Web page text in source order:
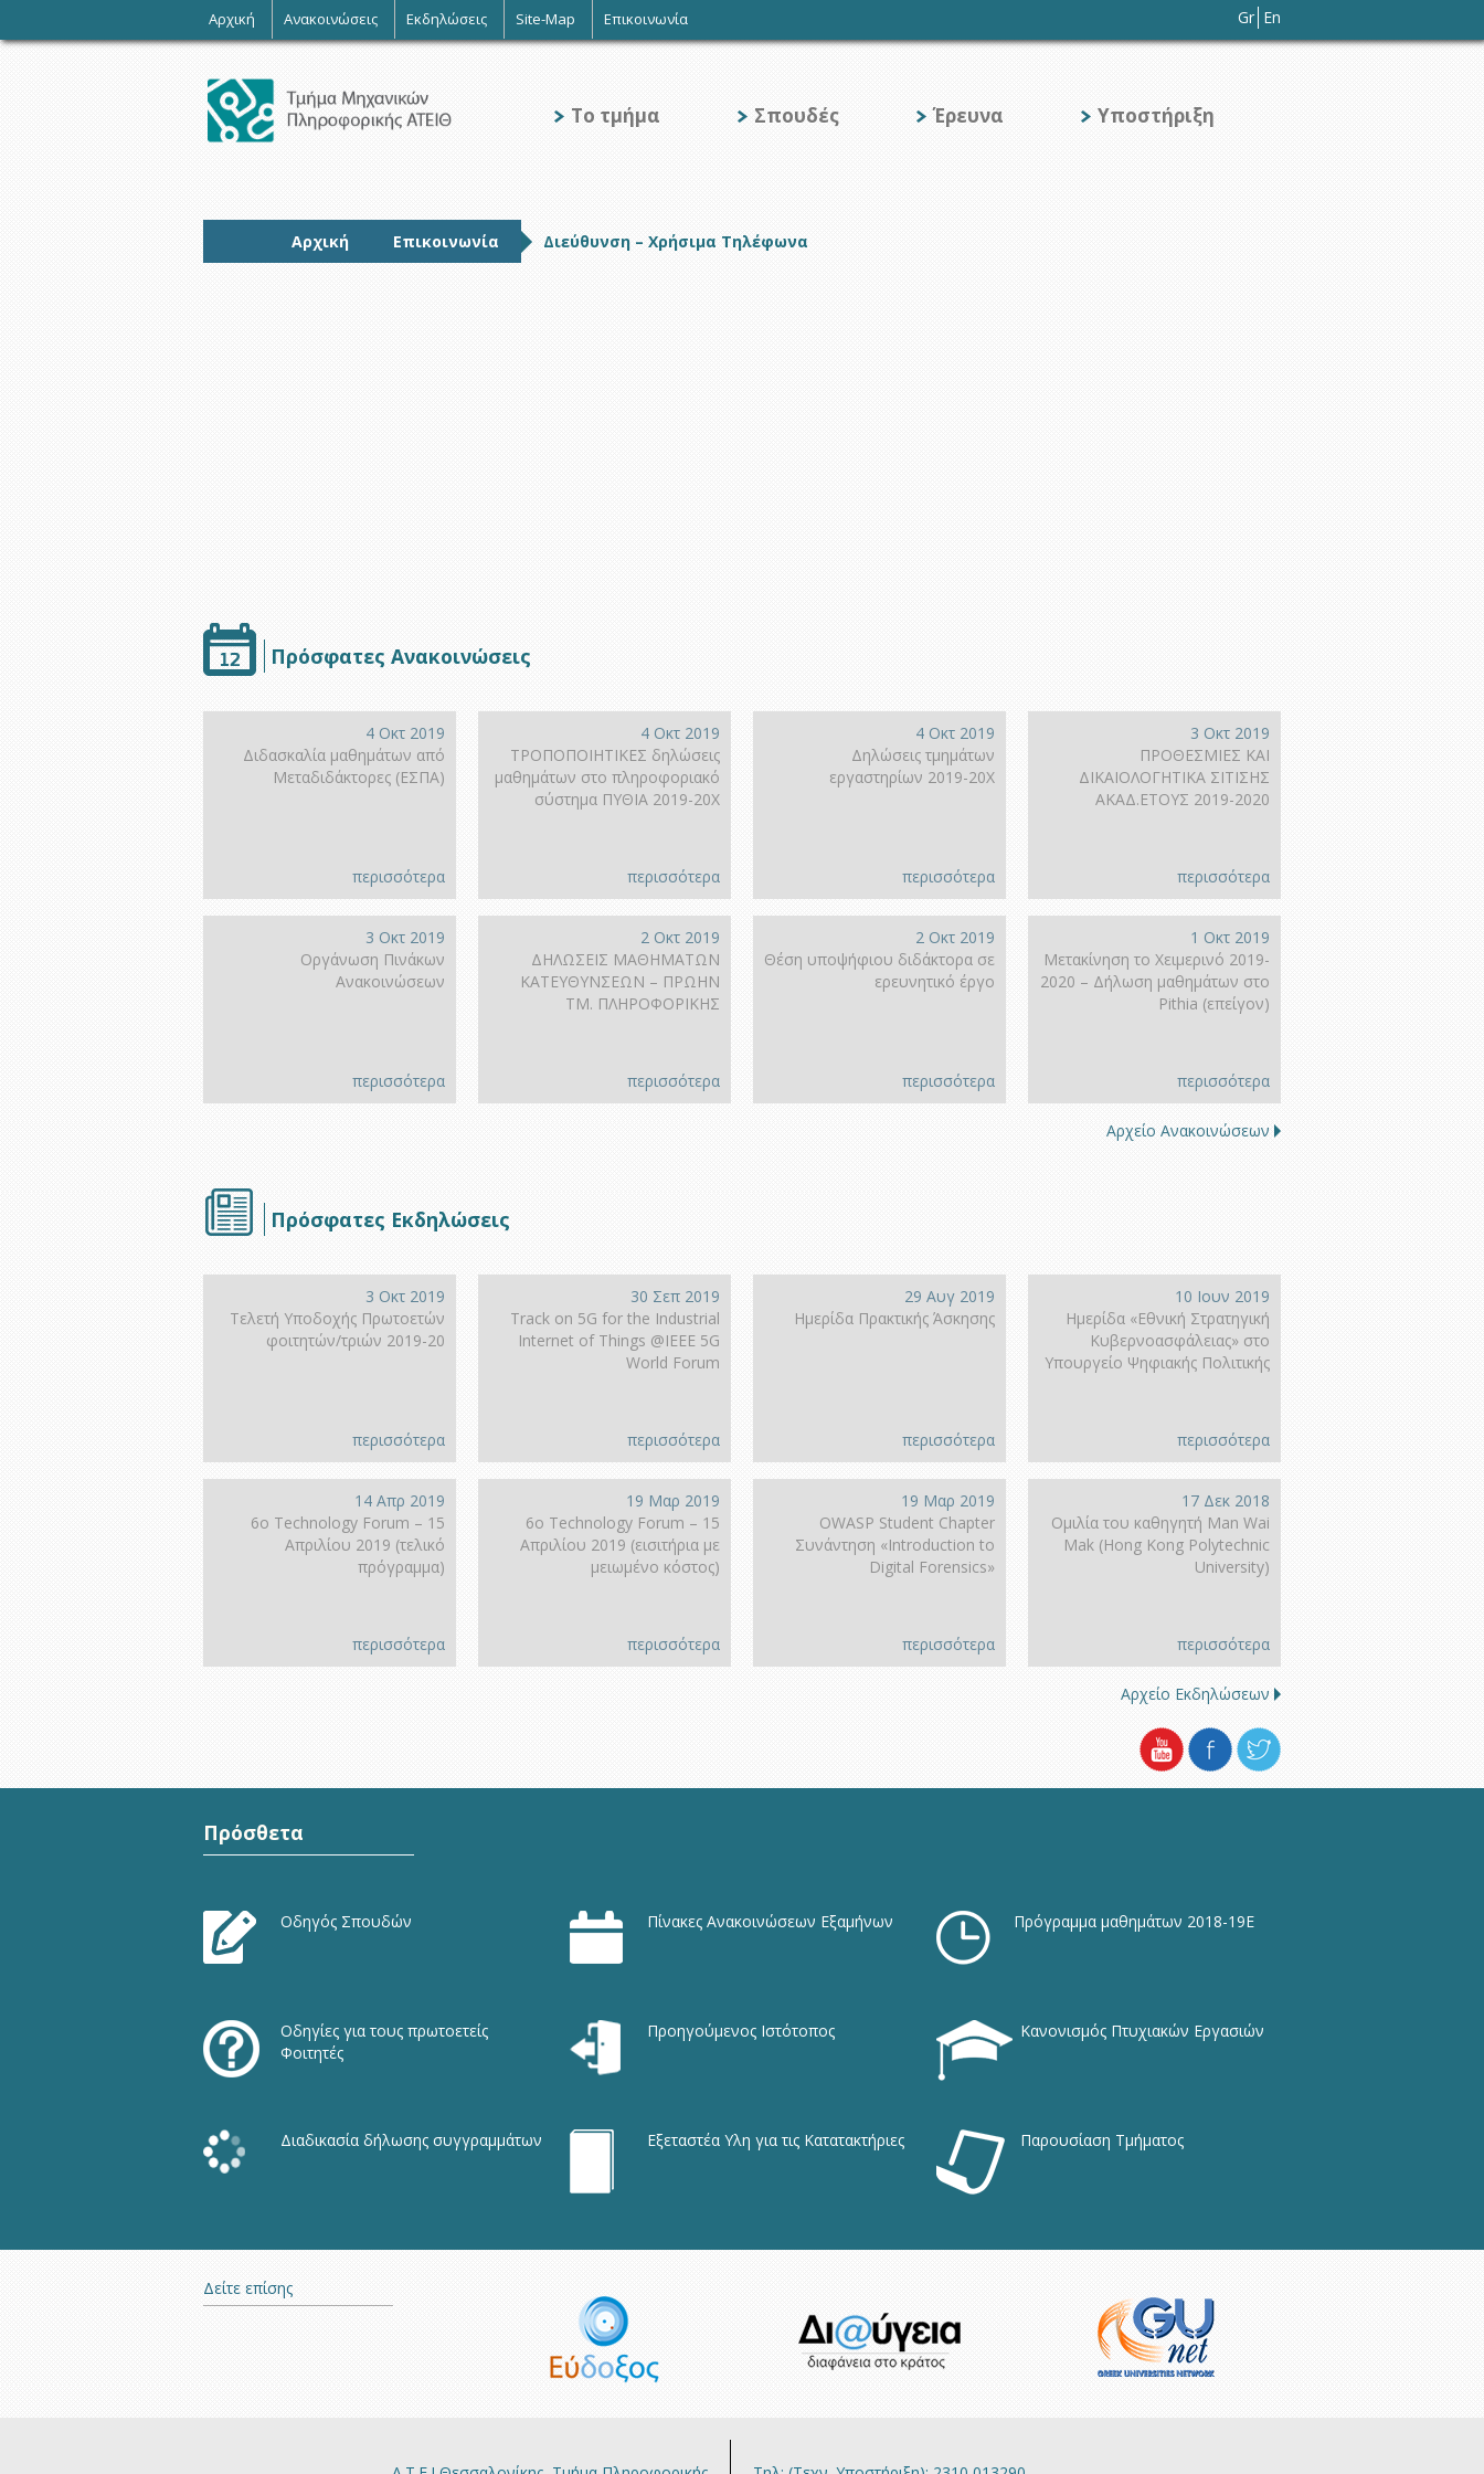
Αρχική Ανακοινώσεις Εκδηλώσεις Site-Map Επικοινωνία Gr En
Το τμήμα Σπουδές Έρευνα Υποστήριξη
Αρχική Επικοινωνία Διεύθυνση – Χρήσιμα Τηλέφωνα
Πρόσφατες Ανακοινώσεις
4 Οκτ 2019
Διδασκαλία μαθημάτων από
Μεταδιδάκτορες (ΕΣΠΑ)
περισσότερα
4 Οκτ 2019
ΤΡΟΠΟΠΟΙΗΤΙΚΕΣ δηλώσεις
μαθημάτων στο πληροφοριακό
σύστημα ΠΥΘΙΑ 2019-20Χ
περισσότερα
4 Οκτ 2019
Δηλώσεις τμημάτων
εργαστηρίων 2019-20Χ
περισσότερα
3 Οκτ 2019
ΠΡΟΘΕΣΜΙΕΣ ΚΑΙ
ΔΙΚΑΙΟΛΟΓΗΤΙΚΑ ΣΙΤΙΣΗΣ
ΑΚΑΔ.ΕΤΟΥΣ 2019-2020
περισσότερα
3 Οκτ 2019
Οργάνωση Πινάκων
Ανακοινώσεων
περισσότερα
2 Οκτ 2019
ΔΗΛΩΣΕΙΣ ΜΑΘΗΜΑΤΩΝ
ΚΑΤΕΥΘΥΝΣΕΩΝ – ΠΡΩΗΝ
ΤΜ. ΠΛΗΡΟΦΟΡΙΚΗΣ
περισσότερα
2 Οκτ 2019
Θέση υποψήφιου διδάκτορα σε
ερευνητικό έργο
περισσότερα
1 Οκτ 2019
Μετακίνηση το Χειμερινό 2019-
2020 – Δήλωση μαθημάτων στο
Pithia (επείγον)
περισσότερα
Αρχείο Ανακοινώσεων
Πρόσφατες Εκδηλώσεις
3 Οκτ 2019
Τελετή Υποδοχής Πρωτοετών
φοιτητών/τριών 2019-20
περισσότερα
30 Σεπ 2019
Track on 5G for the Industrial
Internet of Things @IEEE 5G
World Forum
περισσότερα
29 Αυγ 2019
Ημερίδα Πρακτικής Άσκησης
περισσότερα
10 Ιουν 2019
Ημερίδα «Εθνική Στρατηγική
Κυβερνοασφάλειας» στο
Υπουργείο Ψηφιακής Πολιτικής
περισσότερα
14 Απρ 2019
6ο Technology Forum – 15
Απριλίου 2019 (τελικό
πρόγραμμα)
περισσότερα
19 Μαρ 2019
6ο Technology Forum – 15
Απριλίου 2019 (εισιτήρια με
μειωμένο κόστος)
περισσότερα
19 Μαρ 2019
OWASP Student Chapter
Συνάντηση «Introduction to
Digital Forensics»
περισσότερα
17 Δεκ 2018
Ομιλία του καθηγητή Man Wai
Mak (Hong Kοng Polytechnic
University)
περισσότερα
Αρχείο Εκδηλώσεων
Πρόσθετα
Οδηγός Σπουδών Πίνακες Ανακοινώσεων Εξαμήνων Πρόγραμμα μαθημάτων 2018-19Ε
Οδηγίες για τους πρωτοετείς
Φοιτητές
Προηγούμενος Ιστότοπος Κανονισμός Πτυχιακών Εργασιών
Διαδικασία δήλωσης συγγραμμάτων Εξεταστέα Υλη για τις Κατατακτήριες Παρουσίαση Τμήματος
Δείτε επίσης